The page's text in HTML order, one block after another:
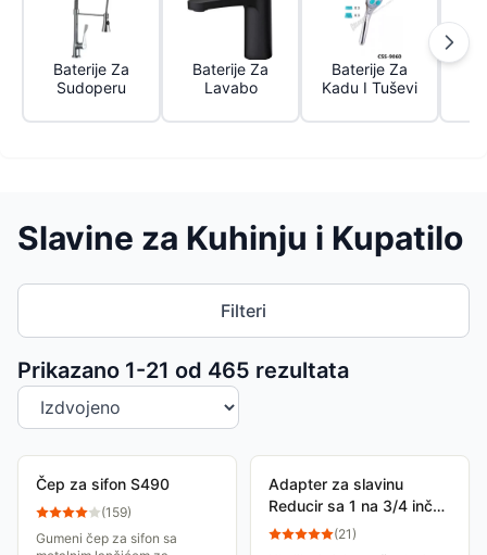
Baterije Za
Sudoperu
Baterije Za
Lavabo
Baterije Za
Kadu I Tuševi
Slavine za Kuhinju i Kupatilo
Filteri
Prikazano 1-21 od 465 rezultata
Sortiranje proizvoda
Čep za sifon S490
(159)
Gumeni čep za sifon sa
Adapter za slavinu
Reducir sa 1 na 3/4 inča
GA 05305-20
(21)